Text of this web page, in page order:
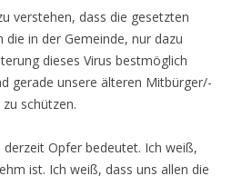
verstehen, dass die gesetzten
die in der Gemeinde, nur dazu
dieses Virus bestmöglich
gerade unsere älteren Mitbürger/-
schützen.
derzeit Opfer bedeutet. Ich weiß,
ist. Ich weiß, dass uns allen die